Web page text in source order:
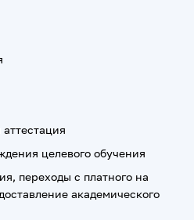
аттестация
целевого обучения
переходы с платного на
академического